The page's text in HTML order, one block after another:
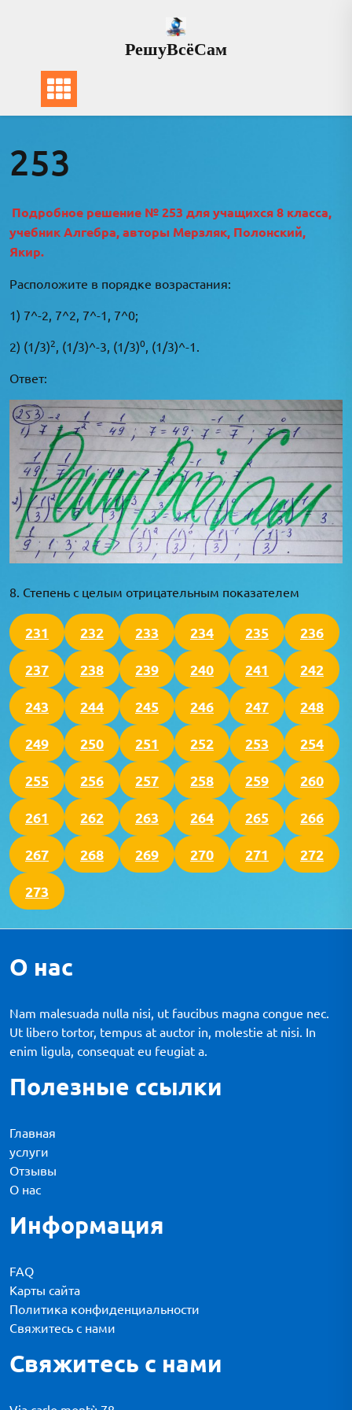
РешуВсёСам
253
Подробное решение № 253 для учащихся 8 класса,
учебник Алгебра, авторы Мерзляк, Полонский,
Якир.
Расположите в порядке возрастания:
1) 7^-2, 7^2, 7^-1, 7^0;
2) (1/3)2 , (1/3)^-3, (1/3)0
, (1/3)^-1.
Ответ:
8. Степень с целым отрицательным показателем
231 232 233 234 235 236
237 238 239 240 241 242
243 244 245 246 247 248
249 250 251 252 253 254
255 256 257 258 259 260
261 262 263 264 265 266
267 268 269 270 271 272
273
О нас
Nam malesuada nulla nisi, ut faucibus magna congue nec.
Ut libero tortor, tempus at auctor in, molestie at nisi. In
enim ligula, consequat eu feugiat a.
Полезные ссылки
Главная
услуги
Отзывы
О нас
Информация
FAQ
Карты сайта
Политика конфиденциальности
Свяжитесь с нами
Свяжитесь с нами